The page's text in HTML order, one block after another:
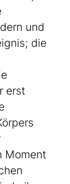
und
die
erst
Moment